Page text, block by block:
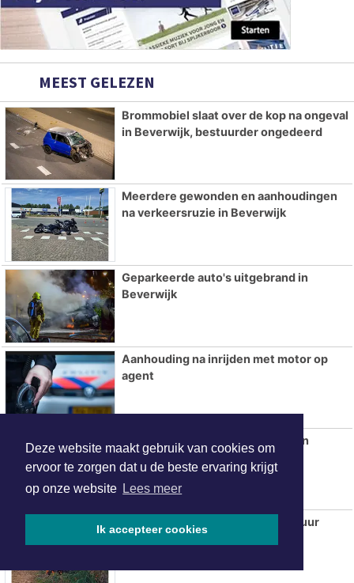
Deze website maakt gebruik van cookies om
ervoor te zorgen dat u de beste ervaring krijgt
op onze website Lees meer
Ik accepteer cookies
MEEST GELEZEN
Brommobiel slaat over de kop na ongeval
in Beverwijk, bestuurder ongedeerd
Meerdere gewonden en aanhoudingen
na verkeersruzie in Beverwijk
Geparkeerde auto's uitgebrand in
Beverwijk
Aanhouding na inrijden met motor op
agent
AZ overtuigt tegen tiental PSV en
verovert Johan Cruijff Schaal
Rookwolken bij brand in stuk natuur
Beverwijk